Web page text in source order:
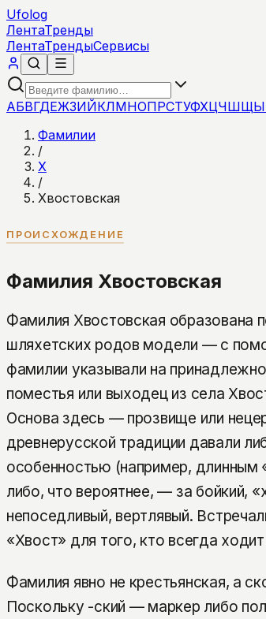
Ufolog
ЛентаТренды
ЛентаТрендыСервисы
АБВГДЕЖЗИЙКЛМНОПРСТУФХЦЧШЩЫ
Фамилии
/
Х
/
Хвостовская
ПРОИСХОЖДЕНИЕ
Фамилия Хвостовская
Фамилия Хвостовская образована
шляхетских родов модели — с
фамилии указывали на
поместья или выходец из села
Основа здесь — прозвище или
древнерусской традиции давали
особенностью (например,
либо, что вероятнее, — за бойкий,
непоседливый, вертлявый.
«Хвост» для того, кто всегда
Фамилия явно не крестьянская, а
Поскольку -ский — маркер либо